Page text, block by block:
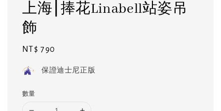
上海⎮捧花Linabell站姿吊
飾
Regular
NT$ 790
保證迪士尼正版
數量